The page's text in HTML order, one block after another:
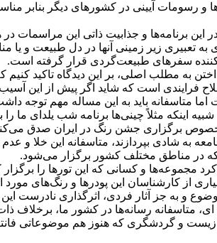
و رسومات آیینی در کشورهای دیگر بنابر
این برنامه‌ها‌ و جذابیت ذاتی این
به تعبیری زیر زمینی آنها در دل طبیعت و
کننده سفرهای طبیعت‌گردی قرار گرفته است.
به مطلب اصلی، بر این دیدگاه تاکید
فرایندی است که شاید اگر پیش از این
اما متاسفانه باید به این مساله مهم توجه
اینکه مثلاً چینی‌ها‌ برنامه شب یلدای ما
برگزاری جشن رنگ در ایران صدق
به شادی بپردازند، متاسفانه این
که در مناطق مختلف کشور برگزار می‌شود.
کرد مجموعه‌ها‌ و کسانی که این تورها را
از کارشناسان این پودر‌ها‌ و رنگ‌ها‌ی
و به جز آثار فردی، اثرگذاری نادرست
ای، متاسفانه رسانه‌ها‌ در کشور ما، برخلاف
و گردشگری که هنوز هم موضوعاتی